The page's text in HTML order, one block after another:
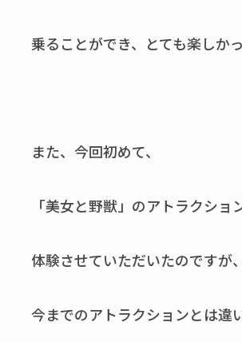
乗ることができ、とても楽しか
また、今回初めて、
「美女と野獣」のアトラクショ
体験させていただいたのですが、
今までのアトラクションとは違い